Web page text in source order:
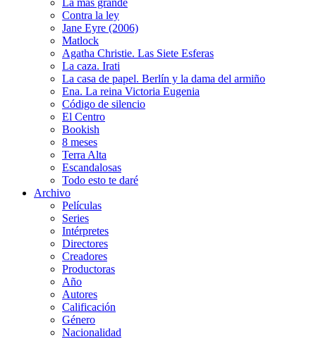
La más grande
Contra la ley
Jane Eyre (2006)
Matlock
Agatha Christie. Las Siete Esferas
La caza. Irati
La casa de papel. Berlín y la dama del armiño
Ena. La reina Victoria Eugenia
Código de silencio
El Centro
Bookish
8 meses
Terra Alta
Escandalosas
Todo esto te daré
Archivo
Películas
Series
Intérpretes
Directores
Creadores
Productoras
Año
Autores
Calificación
Género
Nacionalidad